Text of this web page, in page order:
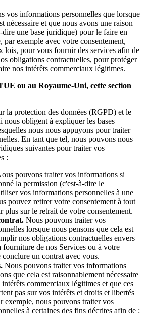
vos informations personnelles que lorsque
nécessaire et que nous avons une raison
une base juridique) pour le faire en
exemple avec votre consentement,
lois, pour vous fournir des services afin de
obligations contractuelles, pour protéger
nos intérêts commerciaux légitimes.
ou au Royaume-Uni, cette section
la protection des données (RGPD) et le
obligent à expliquer les bases
nous nous appuyons pour traiter
En tant que tel, nous pouvons nous
suivantes pour traiter vos
:
pouvons traiter vos informations si
la permission (c'est-à-dire le
vos informations personnelles à une
pouvez retirer votre consentement à tout
plus sur le retrait de votre consentement.
Nous pouvons traiter vos
lorsque nous pensons que cela est
nos obligations contractuelles envers
de nos Services ou à votre
conclure un contrat avec vous.
Nous pouvons traiter vos informations
que cela est raisonnablement nécessaire
commerciaux légitimes et que ces
pas sur vos intérêts et droits et libertés
exemple, nous pouvons traiter vos
à certaines des fins décrites afin de :